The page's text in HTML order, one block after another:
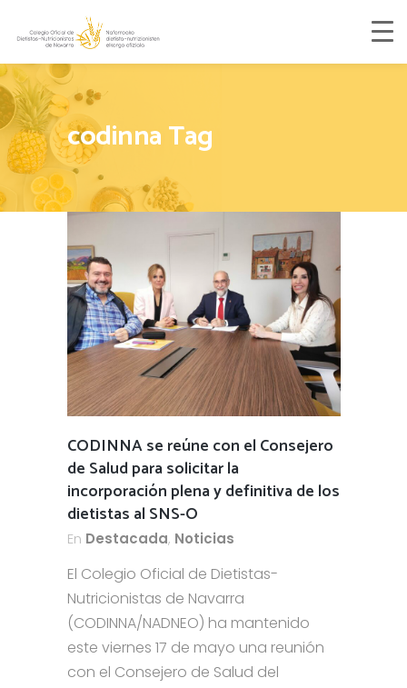
codinna Tag
CODINNA se reúne con el Consejero
de Salud para solicitar la
incorporación plena y definitiva de los
dietistas al SNS-O
En Destacada, Noticias
El Colegio Oficial de Dietistas-
Nutricionistas de Navarra
(CODINNA/NADNEO) ha mantenido
este viernes 17 de mayo una reunión
con el Consejero de Salud del